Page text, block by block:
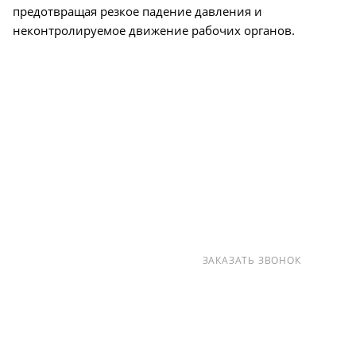
предотвращая резкое падение давления и
неконтролируемое движение рабочих органов.
ЗАКАЗАТЬ ЗВОНОК